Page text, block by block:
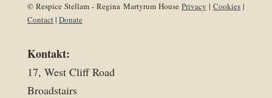
© Respice Stellam - Regina Martyrum House Privacy | Cookies|
Contact| Donate
Kontakt:
17, West Cliff Road
Broadstairs